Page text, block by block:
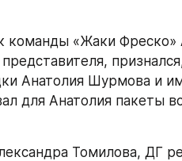
команды «Жаки Фреско»
Анатолия Шурмова и
для Анатолия пакеты
Томилова, ДГ